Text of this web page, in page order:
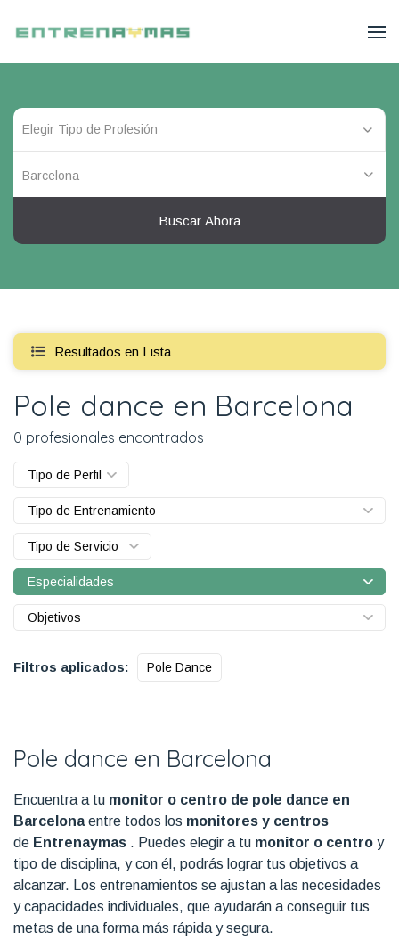
Barcelona
Buscar Ahora
Resultados en Lista
Pole dance en Barcelona
0 profesionales encontrados
Tipo de Perfil
Tipo de Entrenamiento
Tipo de Servicio
Especialidades
Objetivos
Filtros aplicados: Pole Dance
Pole dance en Barcelona
Encuentra a tu monitor o centro de pole dance en
Barcelonaentre todos los monitores y centros
de Entrenaymas . Puedes elegir a tu monitor o centro y
tipo de disciplina, y con él, podrás lograr tus objetivos a
alcanzar. Los entrenamientos se ajustan a las necesidades
y capacidades individuales, que ayudarán a conseguir tus
metas de una forma más rápida y segura.